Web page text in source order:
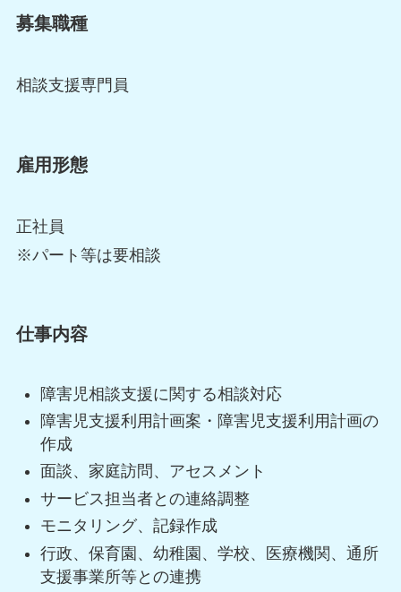
募集職種
相談支援専門員
雇用形態
正社員
※パート等は要相談
仕事内容
障害児相談支援に関する相談対応
障害児支援利用計画案・障害児支援利用計画の
作成
面談、家庭訪問、アセスメント
サービス担当者との連絡調整
モニタリング、記録作成
行政、保育園、幼稚園、学校、医療機関、通所
支援事業所等との連携